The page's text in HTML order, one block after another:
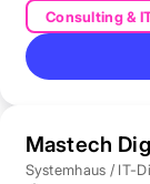
Consulting &
Mastech
Systemhaus / IT-